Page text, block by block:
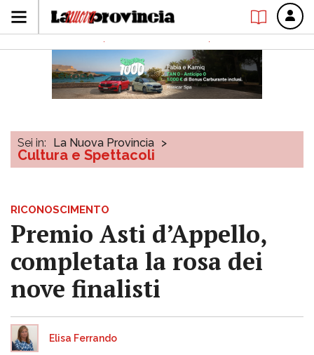
Sei in: La Nuova Provincia >
Cultura e Spettacoli
RICONOSCIMENTO
Premio Asti d’Appello,
completata la rosa dei
nove finalisti
Elisa Ferrando